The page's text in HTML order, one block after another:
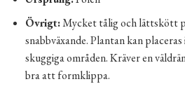
Övrigt:Mycket tålig och lättskött
snabbväxande. Plantan kan
skuggiga områden. Kräver en
bra att formklippa.